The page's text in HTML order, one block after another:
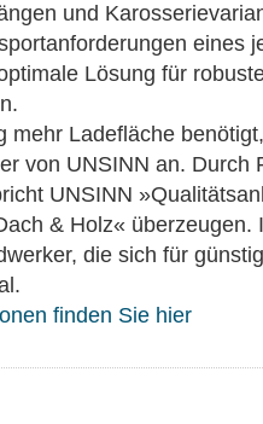
und
eines
Lösung für
mehr Ladefläche
von UNSINN an.
UNSINN
& Holz«
die sich für
finden Sie hier